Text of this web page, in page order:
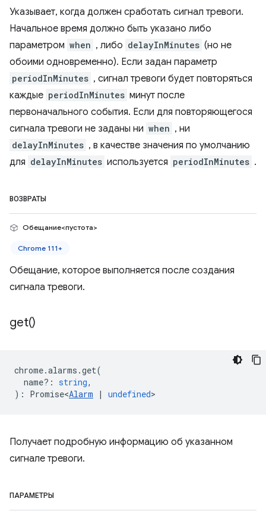
Указывает, когда должен сработать сигнал тревоги.
Начальное время должно быть указано либо
параметром when , либо delayInMinutes (но не
обоими одновременно). Если задан параметр
periodInMinutes , сигнал тревоги будет повторяться
каждые periodInMinutes минут после
первоначального события. Если для повторяющегося
сигнала тревоги не заданы ни when , ни
delayInMinutes , в качестве значения по умолчанию
для delayInMinutes используется periodInMinutes .
ВОЗВРАТЫ
Обещание<пустота>
Chrome 111+
Обещание, которое выполняется после создания
сигнала тревоги.
get()
chrome.alarms .get(
name? : string,
) : Promise<Alarm | undefined>
Получает подробную информацию об указанном
сигнале тревоги.
ПАРАМЕТРЫ